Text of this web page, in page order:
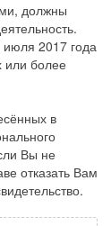
должны
2017 года
или более
в
Вы не
отказать Вам